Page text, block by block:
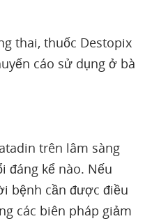
thai, thuốc Destopix
cáo sử dụng ở bà
trên lâm sàng
đáng kể nào. Nếu
bệnh cần được điều
các biên pháp giảm